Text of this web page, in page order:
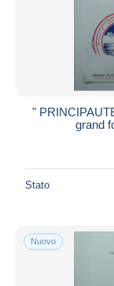
"
grand
Stato
Nuovo